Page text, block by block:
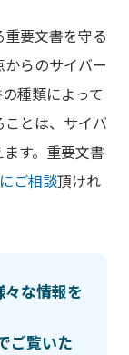
要文書を守る
らのサイバー
種類によって
とは、サイバ
す。重要文書
ご相談頂けれ
な情報を
ご覧いた